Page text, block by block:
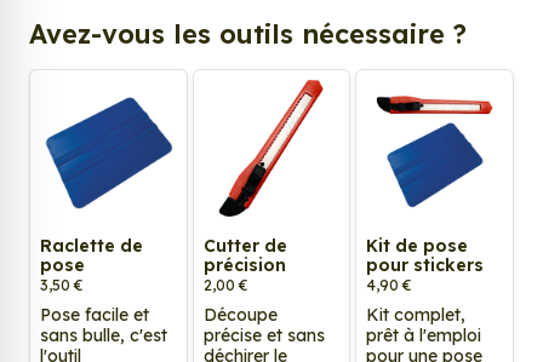
Avez-vous les outils nécessaire ?
Raclette de
pose
3,50 €
Pose facile et
sans bulle, c'est
l'outil
Cutter de
précision
2,00 €
Découpe
précise et sans
déchirer le
Kit de pose
pour stickers
4,90 €
Kit complet,
prêt à l'emploi
pour une pose